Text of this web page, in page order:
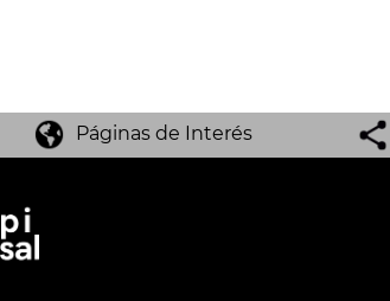
Páginas de Interés